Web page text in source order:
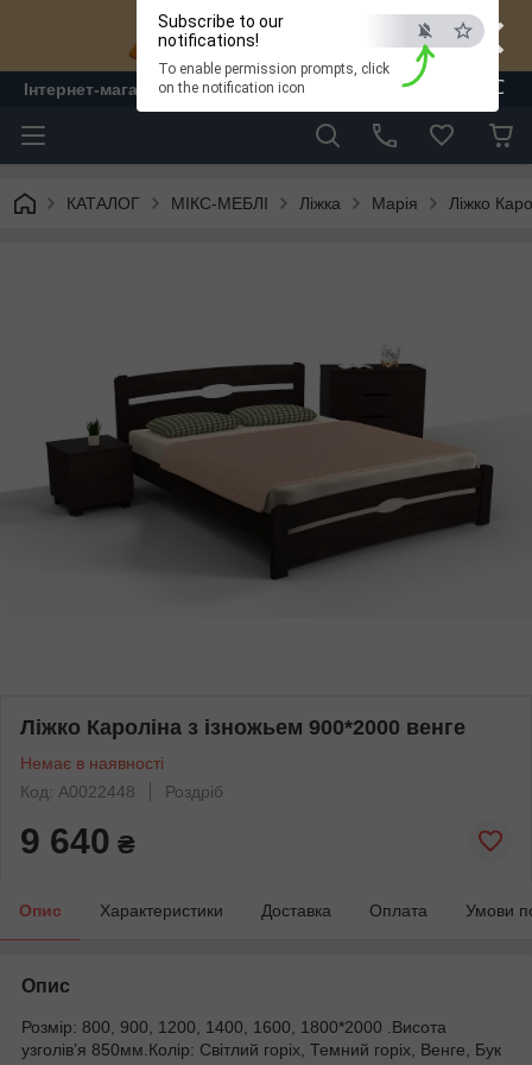
×
ESC
Subscribe to our
notifications!
To enable permission prompts, click
on the notification icon
Інтернет-магазин "ЛАМ" - меблі
КАТАЛОГ МІКС-МЕБЛІ Ліжка Марія Ліжко
Ліжко Кароліна з ізножьем 900*2000 венге
Немає в наявності
Код: А0022448
Роздріб
9 640 ₴
Опис Характеристики Доставка Оплата Умови
Опис
Розмір: 800, 900, 1200, 1400, 1600, 1800*2000 .Висота
узголів’я 850мм.Колір: Світлий горіх, Темний горіх, Венге, Бук